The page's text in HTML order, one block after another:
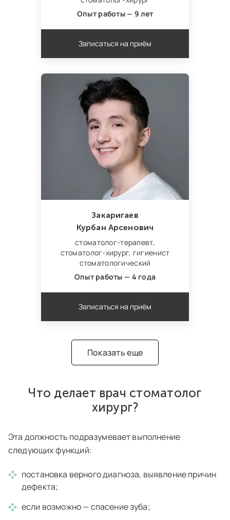
Опыт работы — 9 лет
Записаться на приём
Закаригаев
Курбан Арсенович
стоматолог-терапевт,
стоматолог‑хирург, гигиенист
стоматологический
Опыт работы — 4 года
Записаться на приём
Показать еще
Что делает врач стоматолог
хирург?
Эта должность подразумевает выполнение
следующих функций:
постановка верного диагноза, выявление причин
дефекта;
если возможно — спасение зуба;